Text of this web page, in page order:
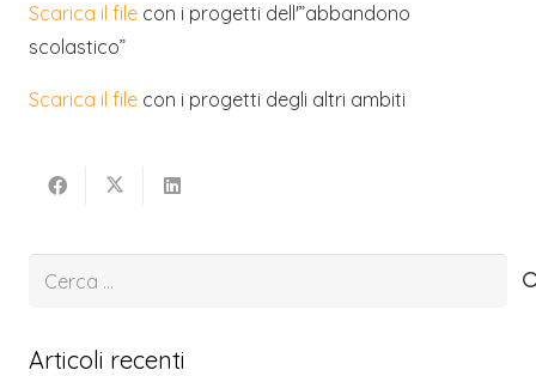
Scarica il file con i progetti dell'”abbandono
scolastico”
Scarica il file con i progetti degli altri ambiti
Ricerca
Articoli recenti